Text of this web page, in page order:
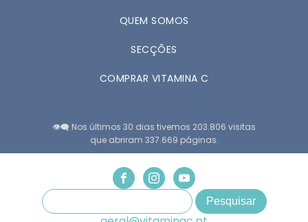
QUEM SOMOS
SECÇÕES
COMPRAR VITAMINA C
👁️‍🗨️ Nos últimos 30 dias tivemos 203.806 visitas
que abriram 337.669 páginas.